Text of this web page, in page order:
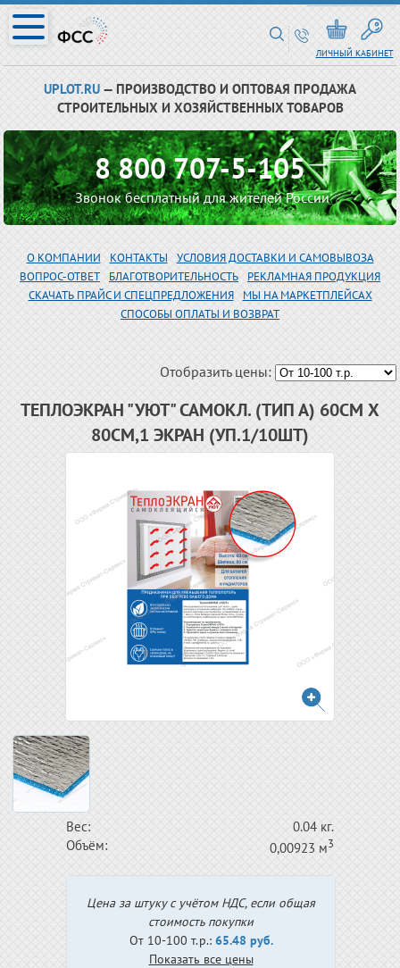
ЛИЧНЫЙ КАБИНЕТ
UPLOT.RU — ПРОИЗВОДСТВО И ОПТОВАЯ ПРОДАЖА
СТРОИТЕЛЬНЫХ И ХОЗЯЙСТВЕННЫХ ТОВАРОВ
8 800 707-5-105
Звонок бесплатный для жителей России
О КОМПАНИИ КОНТАКТЫ
УСЛОВИЯ ДОСТАВКИ И САМОВЫВОЗА
ВОПРОС-ОТВЕТ
БЛАГОТВОРИТЕЛЬНОСТЬ
РЕКЛАМНАЯ ПРОДУКЦИЯ
СКАЧАТЬ ПРАЙС И СПЕЦПРЕДЛОЖЕНИЯ
МЫ НА МАРКЕТПЛЕЙСАХ
СПОСОБЫ ОПЛАТЫ И ВОЗВРАТ
Отобразить цены:
ТЕПЛОЭКРАН "УЮТ" САМОКЛ. (ТИП А) 60СМ Х
80СМ,1 ЭКРАН (УП.1/10ШТ)
Вес:
0.04 кг.
Объём:
0,00923 м3
Цена за штуку с учётом НДС, если общая
стоимость покупки
От 10-100 т.р.: 65.48 руб.
Показать все цены